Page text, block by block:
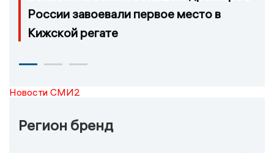
России завоевали первое место в
Кижской регате
Новости СМИ2
Регион бренд